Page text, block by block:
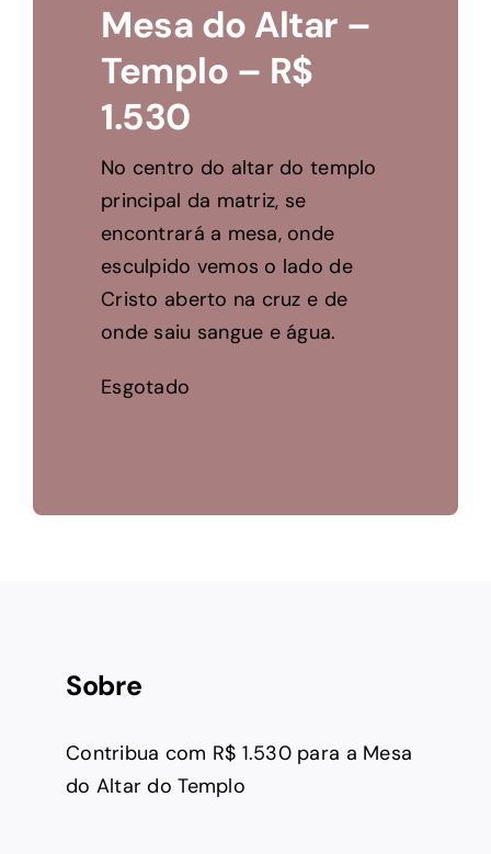
Mesa do Altar –
Templo – R$
1.530
No centro do altar do templo
principal da matriz, se
encontrará a mesa, onde
esculpido vemos o lado de
Cristo aberto na cruz e de
onde saiu sangue e água.
Esgotado
Sobre
Contribua com R$ 1.530 para a Mesa
do Altar do Templo